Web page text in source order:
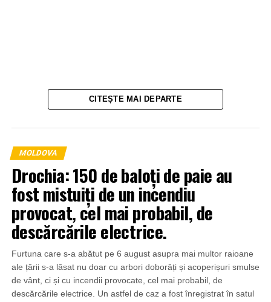
CITEȘTE MAI DEPARTE
MOLDOVA
Drochia: 150 de baloți de paie au
fost mistuiți de un incendiu
provocat, cel mai probabil, de
descărcările electrice.
Furtuna care s-a abătut pe 6 august asupra mai multor raioane
ale țării s-a lăsat nu doar cu arbori doborâți și acoperișuri smulse
de vânt, ci și cu incendii provocate, cel mai probabil, de
descărcările electrice. Un astfel de caz a fost înregistrat în satul